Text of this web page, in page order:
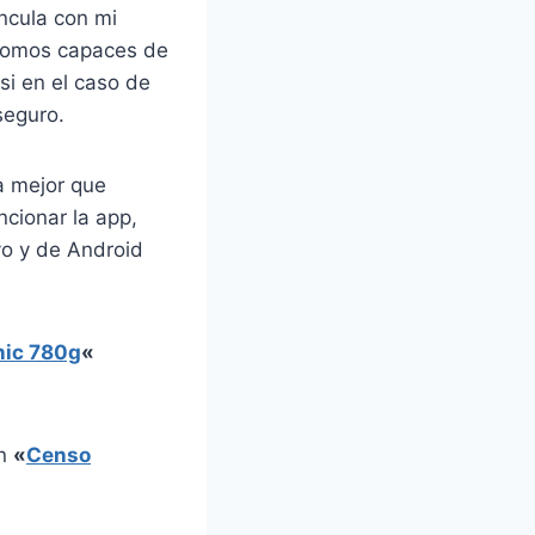
con mi
capaces de
en el caso de
mejor que
la app,
y de Android
780g«
«Censo